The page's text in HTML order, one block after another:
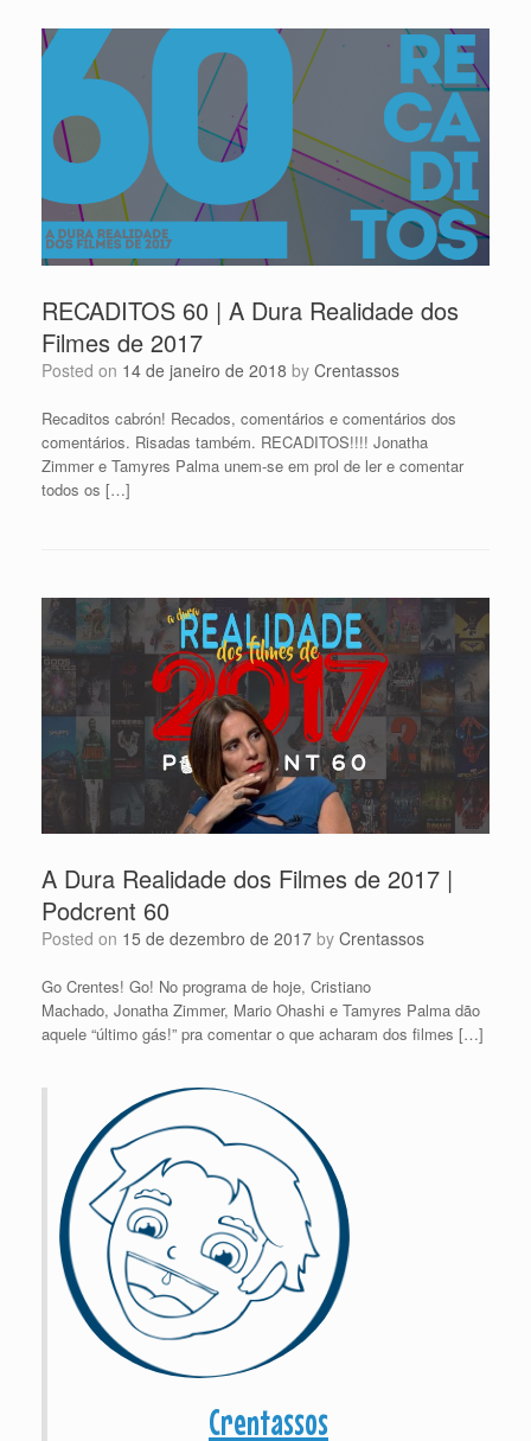
RECADITOS 60 | A Dura Realidade dos
Filmes de 2017
Posted on 14 de janeiro de 2018 by Crentassos
Recaditos cabrón! Recados, comentários e comentários dos
comentários. Risadas também. RECADITOS!!!! Jonatha
Zimmer e Tamyres Palma unem-se em prol de ler e comentar
todos os […]
A Dura Realidade dos Filmes de 2017 |
Podcrent 60
Posted on 15 de dezembro de 2017 by Crentassos
Go Crentes! Go! No programa de hoje, Cristiano
Machado, Jonatha Zimmer, Mario Ohashi e Tamyres Palma dão
aquele “último gás!” pra comentar o que acharam dos filmes […]
Crentassos